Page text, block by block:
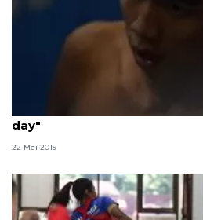
Pecel lele jadi menu wajib
day"
22 Mei 2019